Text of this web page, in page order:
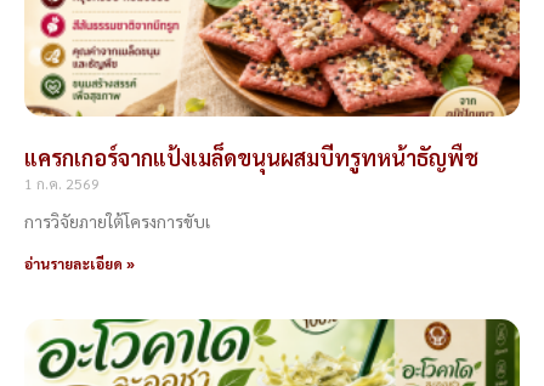
แครกเกอร์จากแป้งเมล็ดขนุนผสมบีทรูทหน้าธัญพืช
1 ก.ค. 2569
การวิจัยภายใต้โครงการขับเ
อ่านรายละเอียด »